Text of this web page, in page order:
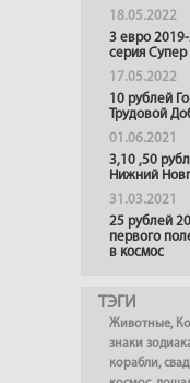
18.05.2022
3 евро
серия
17.05.2022
10 рублей
Трудовой
01.06.2021
3,10 ,50
Нижний
31.03.2021
25 рублей
первого
в космос
ТЭГИ
Животные,
знаки
корабли,